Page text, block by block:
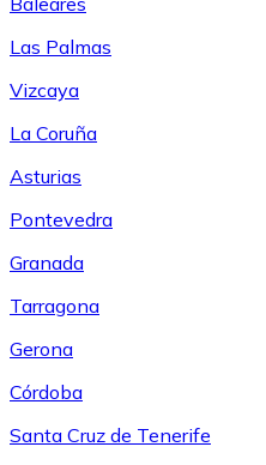
Las Palmas
Vizcaya
La Coruña
Asturias
Pontevedra
Granada
Tarragona
Gerona
Córdoba
Santa Cruz de Tenerife